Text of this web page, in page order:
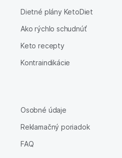
Dietné plány KetoDiet
Ako rýchlo schudnúť
Keto recepty
Kontraindikácie
Osobné údaje
Reklamačný poriadok
FAQ